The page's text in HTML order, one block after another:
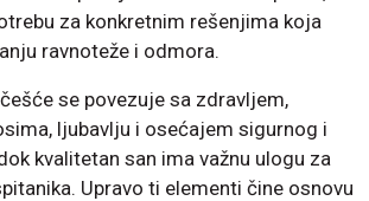
za konkretnim rešenjima koja
ravnoteže i odmora.
se povezuje sa zdravljem,
ljubavlju i osećajem sigurnog i
kvalitetan san ima važnu ulogu za
Upravo ti elementi čine osnovu